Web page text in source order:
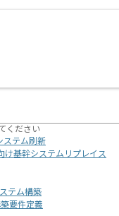
ください
ステム刷新
け基幹システムリプレイス
テム構築
要件定義